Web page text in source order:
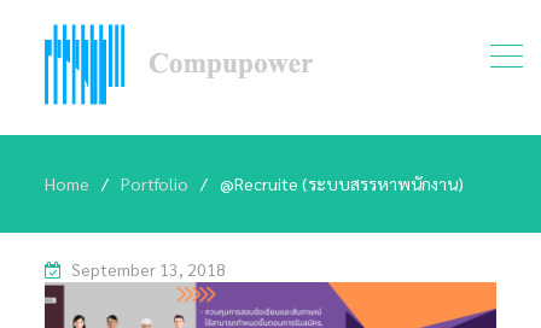
Home Portfolio @Recruite (ระบบสรรหาพนักงาน)
September 13, 2018